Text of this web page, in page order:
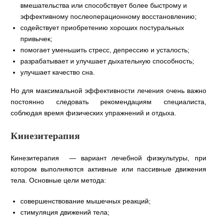
вмешательства или способствует более быстрому и
эффективному послеоперационному восстановлению;
содействует приобретению хороших постуральных
привычек;
помогает уменьшить стресс, депрессию и усталость;
разрабатывает и улучшает дыхательную способность;
улучшает качество сна.
Но для максимальной эффективности лечения очень важно
постоянно следовать рекомендациям специалиста,
соблюдая время физических упражнений и отдыха.
Кинезитерапия
Кинезитерапия — вариант лечебной физкультуры, при
котором выполняются активные или пассивные движения
тела. Основные цели метода:
совершенствование мышечных реакций;
стимуляция движений тела;